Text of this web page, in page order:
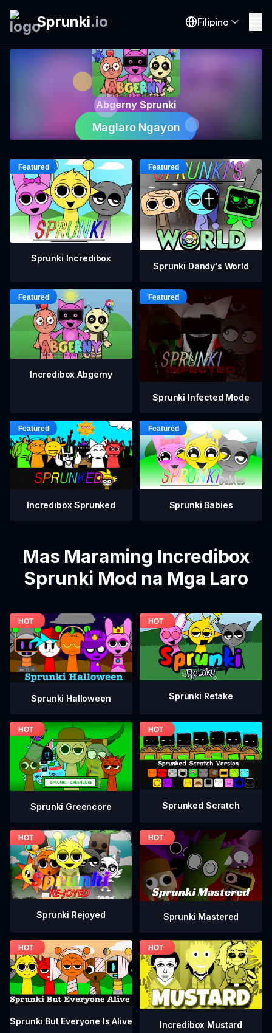
Sprunki.io Filipino
Abgerny Sprunki
Maglaro Ngayon
Sprunki Incredibox
Sprunki Dandy's World
Incredibox Abgerny
Sprunki Infected Mode
Incredibox Sprunked Sprunki Babies
Mas Maraming Incredibox
Sprunki Mod na Mga Laro
Sprunki Halloween Sprunki Retake
Sprunki Greencore Sprunked Scratch
Sprunki Rejoyed Sprunki Mastered
Sprunki But Everyone Is Alive Incredibox Mustard